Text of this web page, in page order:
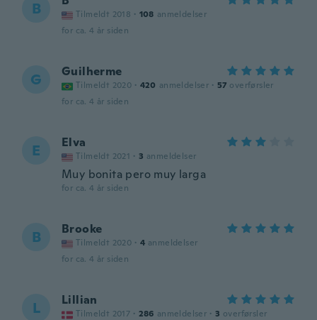
B Tilmeldt 2018 · 108 anmeldelser
for ca. 4 år siden
G Guilherme
Tilmeldt 2020 · 420 anmeldelser · 57 overførsler
for ca. 4 år siden
E Elva
Tilmeldt 2021 · 3 anmeldelser
Muy bonita pero muy larga
for ca. 4 år siden
B Brooke
Tilmeldt 2020 · 4 anmeldelser
for ca. 4 år siden
L Lillian
Tilmeldt 2017 · 286 anmeldelser · 3 overførsler